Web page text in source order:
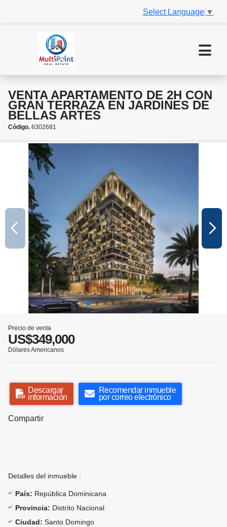
Select Language ▼
VENTA APARTAMENTO DE 2H CON
GRAN TERRAZA EN JARDINES DE
BELLAS ARTES
Código. 6302681
Precio de venta
US$349,000
Dólares Americanos
Descargar
información
Recomendar inmueble
por correo electrónico
Compartir
Detalles del inmueble :
País: República Dominicana
Provincia: Distrito Nacional
Ciudad: Santo Domingo